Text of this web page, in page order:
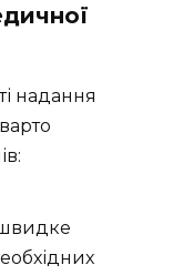
надання